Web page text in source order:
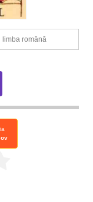
limba română